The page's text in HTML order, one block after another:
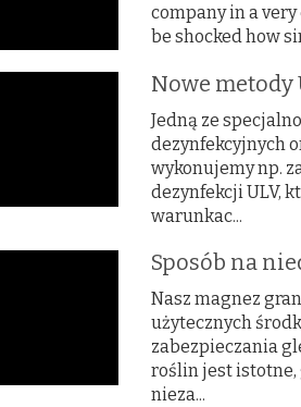
company in a
be shocked how
Nowe metody
Jedną ze
dezynfekcyjnych
wykonujemy np.
dezynfekcji ULV,
warunkac...
Sposób na
Nasz magnez
użytecznych
zabezpieczania
roślin jest istotne,
nieza...